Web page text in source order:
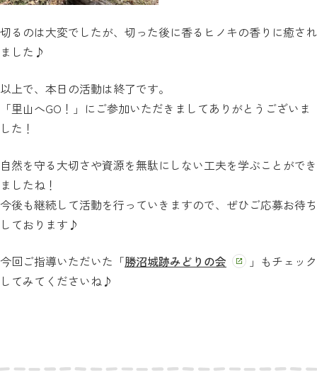
切るのは大変でしたが、切った後に香るヒノキの香りに癒され
ました♪
以上で、本日の活動は終了です。
「里山へGO！」にご参加いただきましてありがとうございま
した！
自然を守る大切さや資源を無駄にしない工夫を学ぶことができ
ましたね！
今後も継続して活動を行っていきますので、ぜひご応募お待ち
しております♪
今回ご指導いただいた「勝沼城跡みどりの会
」もチェック
してみてくださいね♪